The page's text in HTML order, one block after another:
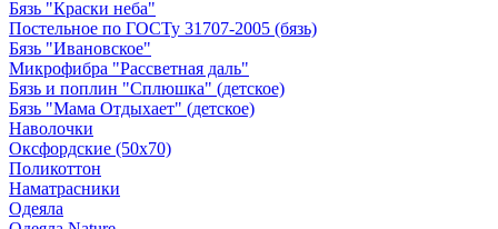
Бязь "Краски неба"
Постельное по ГОСТу 31707-2005 (бязь)
Бязь "Ивановское"
Микрофибра "Рассветная даль"
Бязь и поплин "Сплюшка" (детское)
Бязь "Мама Отдыхает" (детское)
Наволочки
Оксфордские (50х70)
Поликоттон
Наматрасники
Одеяла